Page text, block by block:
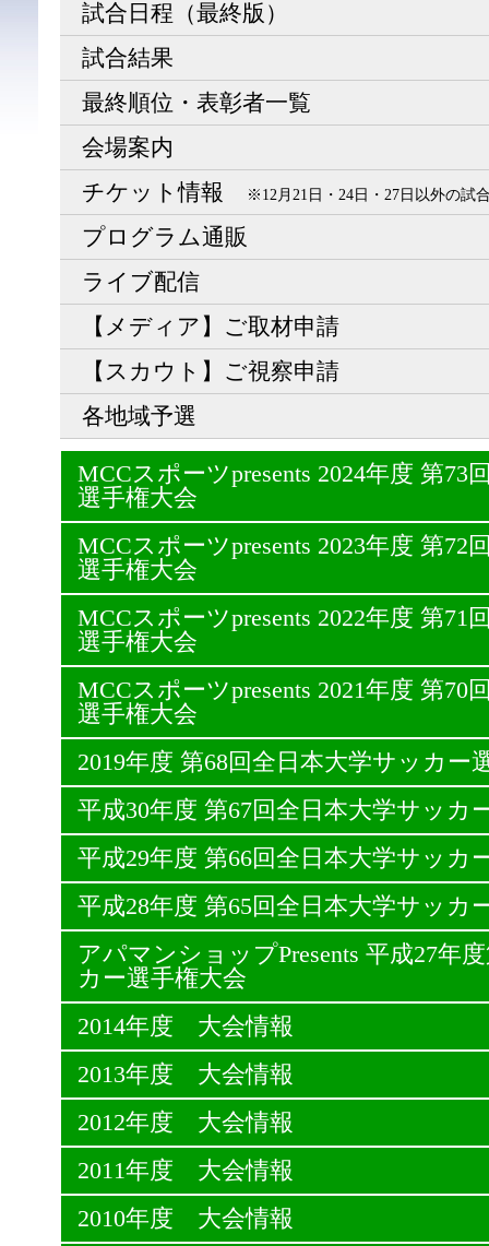
試合日程（最終版）
試合結果
最終順位・表彰者一覧
会場案内
チケット情報
※12月21日・24日・27日以外の試
プログラム通販
ライブ配信
【メディア】ご取材申請
【スカウト】ご視察申請
各地域予選
MCCスポーツpresents 2024年度 第73
選手権大会
MCCスポーツpresents 2023年度 第72
選手権大会
MCCスポーツpresents 2022年度 第71
選手権大会
MCCスポーツpresents 2021年度 第70
選手権大会
2019年度 第68回全日本大学サッカー
平成30年度 第67回全日本大学サッカ
平成29年度 第66回全日本大学サッカ
平成28年度 第65回全日本大学サッカ
アパマンショップPresents 平成27年
カー選手権大会
2014年度 大会情報
2013年度 大会情報
2012年度 大会情報
2011年度 大会情報
2010年度 大会情報